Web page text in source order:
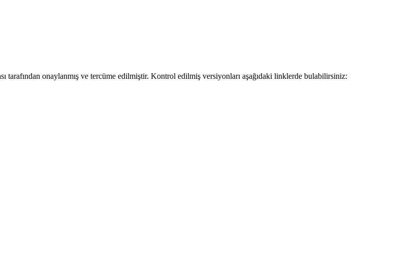
onaylanmış ve tercüme edilmiştir. Kontrol edilmiş versiyonları aşağıdaki linklerde bulabilirsiniz: